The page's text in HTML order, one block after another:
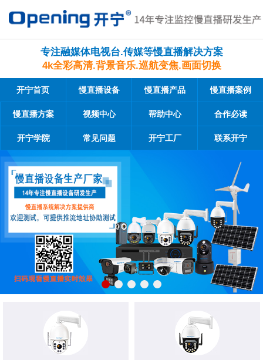
专注融媒体电视台.传媒等慢直播解决方案
4k全彩高清.背景音乐.巡航变焦.画面切换
开宁首页 慢直播设备 慢直播产品 慢直播案例
慢直播方案 视频中心 帮助中心 合作必读
开宁学院 常见问题 开宁工厂 联系开宁